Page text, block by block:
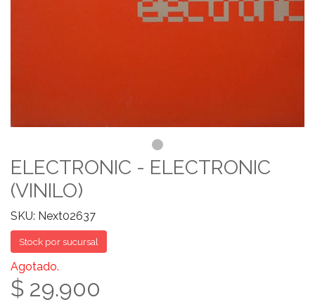
ELECTRONIC - ELECTRONIC
(VINILO)
SKU: Next02637
Stock por sucursal
Agotado.
$ 29.900